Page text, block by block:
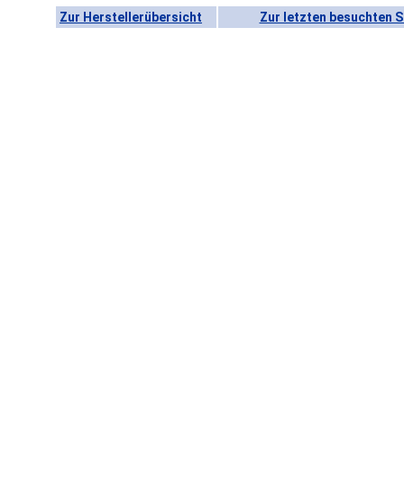
Zur Herstellerübersicht Zur letzten besuchten